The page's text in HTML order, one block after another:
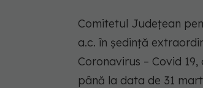
Comitetul Județean
a.c. în ședință
Coronavirus – Covid
până la data de 31